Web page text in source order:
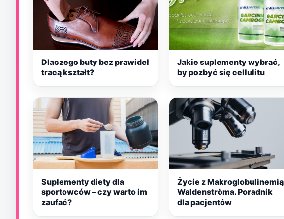
Dlaczego buty bez prawideł
tracą kształt?
Jakie suplementy wybrać,
by pozbyć się cellulitu
Suplementy diety dla
sportowców – czy warto im
zaufać?
Życie z Makroglobulinemią
Waldenströma. Poradnik
dla pacjentów